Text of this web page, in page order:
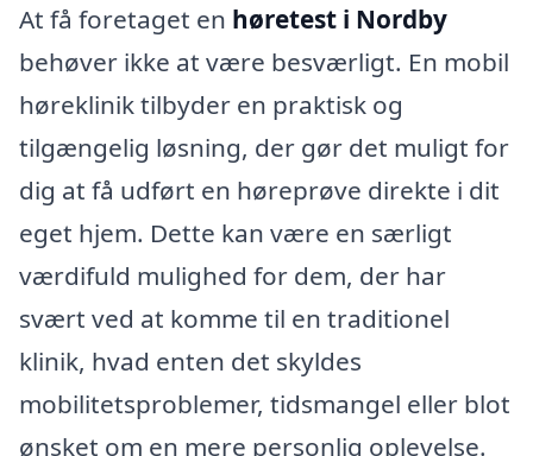
At få foretaget en høretest i Nordby
behøver ikke at være besværligt. En mobil
høreklinik tilbyder en praktisk og
tilgængelig løsning, der gør det muligt for
dig at få udført en høreprøve direkte i dit
eget hjem. Dette kan være en særligt
værdifuld mulighed for dem, der har
svært ved at komme til en traditionel
klinik, hvad enten det skyldes
mobilitetsproblemer, tidsmangel eller blot
ønsket om en mere personlig oplevelse.